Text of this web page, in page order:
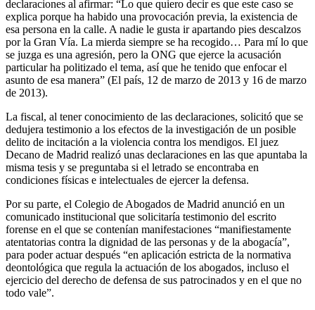
declaraciones al afirmar: “Lo que quiero decir es que este caso se
explica porque ha habido una provocación previa, la existencia de
esa persona en la calle. A nadie le gusta ir apartando pies descalzos
por la Gran Vía. La mierda siempre se ha recogido… Para mí lo que
se juzga es una agresión, pero la ONG que ejerce la acusación
particular ha politizado el tema, así que he tenido que enfocar el
asunto de esa manera” (El país, 12 de marzo de 2013 y 16 de marzo
de 2013).
La fiscal, al tener conocimiento de las declaraciones, solicitó que se
dedujera testimonio a los efectos de la investigación de un posible
delito de incitación a la violencia contra los mendigos. El juez
Decano de Madrid realizó unas declaraciones en las que apuntaba la
misma tesis y se preguntaba si el letrado se encontraba en
condiciones físicas e intelectuales de ejercer la defensa.
Por su parte, el Colegio de Abogados de Madrid anunció en un
comunicado institucional que solicitaría testimonio del escrito
forense en el que se contenían manifestaciones “manifiestamente
atentatorias contra la dignidad de las personas y de la abogacía”,
para poder actuar después “en aplicación estricta de la normativa
deontológica que regula la actuación de los abogados, incluso el
ejercicio del derecho de defensa de sus patrocinados y en el que no
todo vale”.